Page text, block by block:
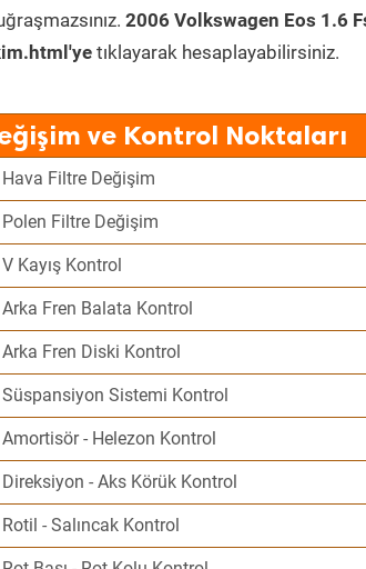
2006 Volkswagen Eos 1.6
tıklayarak hesaplayabilirsiniz.
ve Kontrol Noktaları
Hava Filtre Değişim
Polen Filtre Değişim
V Kayış Kontrol
Arka Fren Balata Kontrol
Arka Fren Diski Kontrol
Süspansiyon Sistemi Kontrol
Amortisör - Helezon Kontrol
Direksiyon - Aks Körük Kontrol
Rotil - Salıncak Kontrol